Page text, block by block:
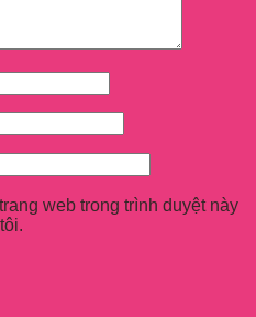
web trong trình duyệt này